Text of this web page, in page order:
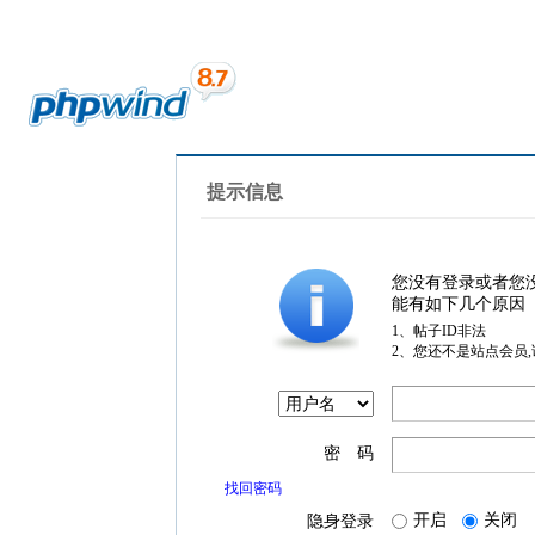
提示信息
您没有登录或者您
能有如下几个原因
1、帖子ID非法
2、您还不是站点会员
密 码
找回密码
隐身登录 开启 关闭